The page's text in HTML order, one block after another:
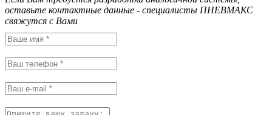
оставьте контактные данные - специалисты ПНЕВМАКС
свяжутся с Вами